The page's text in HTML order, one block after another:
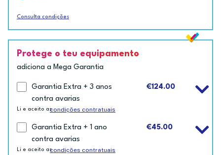
Consulta condições
Protege o teu equipamento
adiciona a Mega Garantia
Garantia Extra + 3 anos
contra avarias
€124.00
Li e aceito ascondições contratuais
Garantia Extra + 1 ano
contra avarias
€45.00
Li e aceito ascondições contratuais